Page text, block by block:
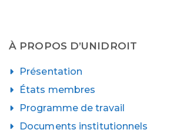
À PROPOS D’UNIDROIT
Présentation
États membres
Programme de travail
Documents institutionnels